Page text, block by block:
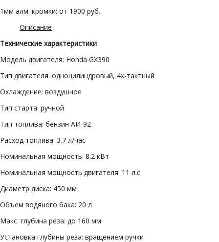
1мм алм. кромки: от 1900 руб.
Описание
Технические характеристики
Модель двигателя: Honda GX390
Тип двигателя: одноцилиндровый, 4х-тактный
Охлаждение: воздушное
Тип старта: ручной
Тип топлива: бензин АИ-92
Расход топлива: 3.7 л/час
Номинальная мощность: 8.2 кВт
Номинальная мощность двигателя: 11 л.с
Диаметр диска: 450 мм
Объем водяного бака: 20 л
Макс. глубина реза: до 160 мм
Установка глубины реза: вращением ручки